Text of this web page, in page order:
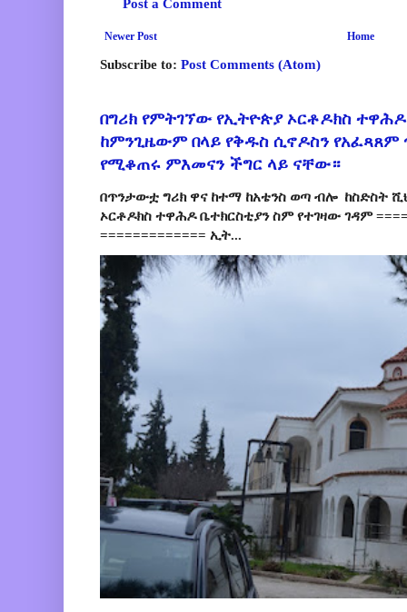
Post a Comment
Newer Post Home
Subscribe to: Post Comments (Atom)
በግሪክ የምትገኘው የኢትዮጵያ ኦርቶዶክስ
ከምንጊዜውም በላይ የቅዱስ ሲኖዶስን የአፈጻጸም
የሚቆጠሩ ምእመናን ችግር ላይ ናቸው።
በጥንታውቷ ግሪክ ዋና ከተማ ከአቴንስ ወጣ ብሎ ከስድስት
ኦርቶዶክስ ተዋሕዶ ቤተክርስቲያን ስም የተገዛው ገዳም
============= ኢት...